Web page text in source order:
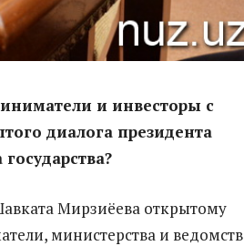
и инвесторы с
диалога президента
Мирзиёева открытому
министерства и